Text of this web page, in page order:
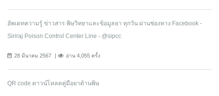
อัพเดทความรู้ ข่าวสาร พิษวิทยาและข้อมูลยา ทุกวัน ผ่านช่องทาง Facebook -
Siriraj Poison Control Center Line - @sipcc
28 มีนาคม 2567 อ่าน 4,055 ครั้ง
QR code ดาวน์โหลดคู่มือยาต้านพิษ